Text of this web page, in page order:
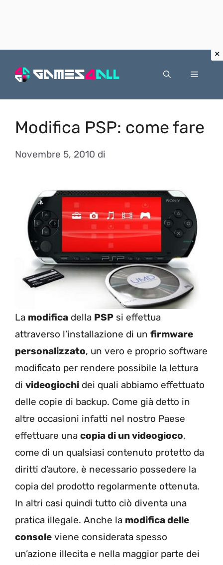
Menu
Modifica PSP: come fare
Novembre 5, 2010 di
La modifica della PSP si effettua
attraverso l’installazione di un firmware
personalizzato, un vero e proprio software
modificato per rendere possibile la lettura
di videogiochi dei quali abbiamo effettuato
delle copie di backup. Come già detto in
altre occasioni infatti nel nostro Paese
effettuare una copia di un videogioco,
come di un qualsiasi contenuto protetto da
diritti d’autore, è necessario possedere la
copia del prodotto regolarmente ottenuta.
In altri casi quindi tutto ciò diventa una
pratica illegale. Anche la modifica delle
console viene considerata spesso
un’azione illecita e nella maggior parte dei